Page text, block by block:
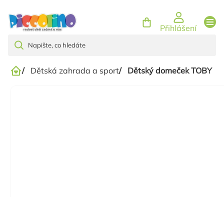
Přihlášení
Domů
/ Dětská zahrada a sport/ Dětský domeček TOBY